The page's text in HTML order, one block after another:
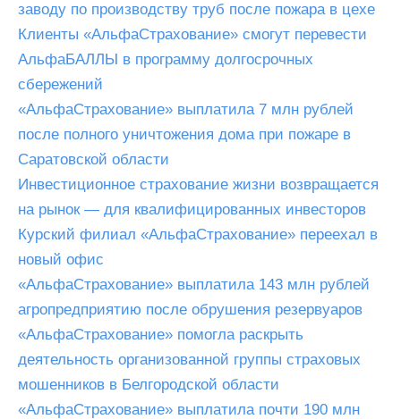
заводу по производству труб после пожара в цехе
Клиенты «АльфаСтрахование» смогут перевести
АльфаБАЛЛЫ в программу долгосрочных
сбережений
«АльфаСтрахование» выплатила 7 млн рублей
после полного уничтожения дома при пожаре в
Саратовской области
Инвестиционное страхование жизни возвращается
на рынок — для квалифицированных инвесторов
Курский филиал «АльфаСтрахование» переехал в
новый офис
«АльфаСтрахование» выплатила 143 млн рублей
агропредприятию после обрушения резервуаров
«АльфаСтрахование» помогла раскрыть
деятельность организованной группы страховых
мошенников в Белгородской области
«АльфаСтрахование» выплатила почти 190 млн